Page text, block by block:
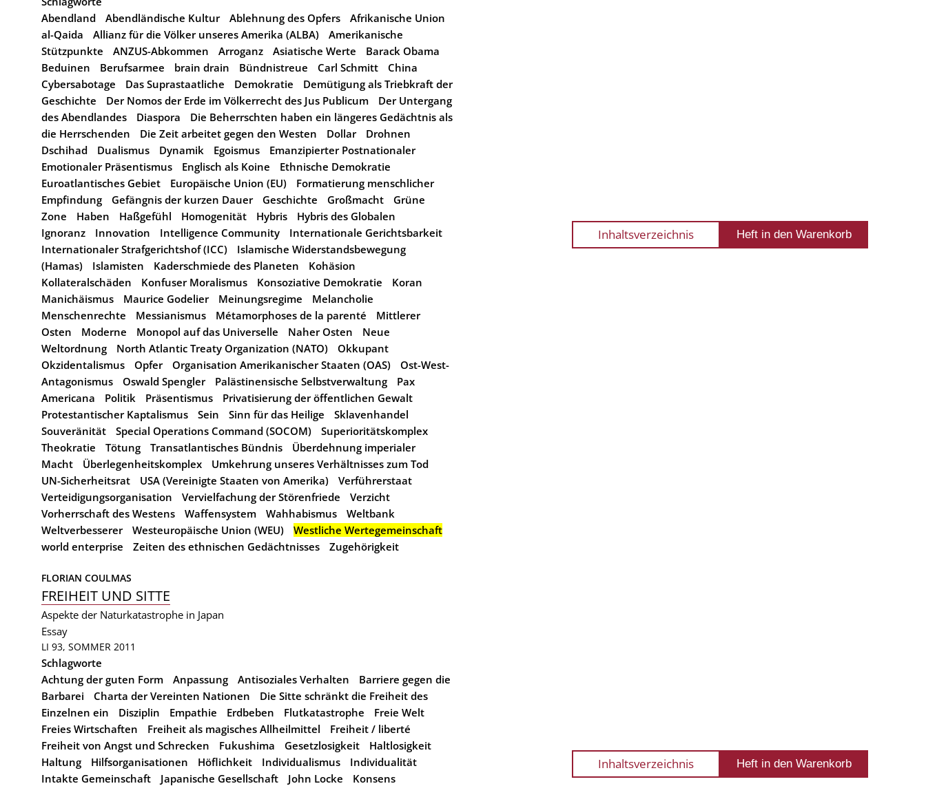
Abendland
Abendländische Kultur Ablehnung des Opfers
Afrikanische Union
al-Qaida
Allianz für die Völker unseres Amerika (ALBA)
Amerikanische
Stützpunkte
ANZUS-Abkommen Arroganz Asiatische Werte
Barack Obama
Beduinen
Berufsarmee brain drain Bündnistreue Carl Schmitt
China
Cybersabotage
Das Suprastaatliche Demokratie
Demütigung als Triebkraft der
Geschichte
Der Nomos der Erde im Völkerrecht des Jus Publicum
Der Untergang
des Abendlandes
Diaspora
Die Beherrschten haben ein längeres Gedächtnis als
die Herrschenden
Die Zeit arbeitet gegen den Westen Dollar
Drohnen
Dschihad
Dualismus Dynamik Egoismus
Emanzipierter Postnationaler
Emotionaler Präsentismus
Englisch als Koine
Ethnische Demokratie
Euroatlantisches Gebiet
Europäische Union (EU)
Formatierung menschlicher
Empfindung
Gefängnis der kurzen Dauer Geschichte Großmacht
Grüne
Zone
Haben Haßgefühl Homogenität Hybris
Hybris des Globalen
Ignoranz
Innovation Intelligence Community
Internationale Gerichtsbarkeit
Internationaler Strafgerichtshof (ICC)
Islamische Widerstandsbewegung
(Hamas)
Islamisten Kaderschmiede des Planeten
Kohäsion
Kollateralschäden
Konfuser Moralismus Konsoziative Demokratie
Koran
Manichäismus
Maurice Godelier Meinungsregime
Melancholie
Menschenrechte
Messianismus Métamorphoses de la parenté
Mittlerer
Osten
Moderne Monopol auf das Universelle Naher Osten
Neue
Weltordnung
North Atlantic Treaty Organization (NATO)
Okkupant
Okzidentalismus
Opfer Organisation Amerikanischer Staaten (OAS)
Ost-West-
Antagonismus
Oswald Spengler Palästinensische Selbstverwaltung
Pax
Americana
Politik Präsentismus
Privatisierung der öffentlichen Gewalt
Protestantischer Kaptalismus
Sein Sinn für das Heilige
Sklavenhandel
Souveränität
Special Operations Command (SOCOM)
Superioritätskomplex
Theokratie
Tötung Transatlantisches Bündnis
Überdehnung imperialer
Macht
Überlegenheitskomplex
Umkehrung unseres Verhältnisses zum Tod
UN-Sicherheitsrat
USA (Vereinigte Staaten von Amerika)
Verführerstaat
Verteidigungsorganisation
Vervielfachung der Störenfriede
Verzicht
Vorherrschaft des Westens
Waffensystem Wahhabismus
Weltbank
Weltverbesserer
Westeuropäische Union (WEU)
Westliche Wertegemeinschaft
world enterprise
Zeiten des ethnischen Gedächtnisses Zugehörigkeit
Inhaltsverzeichnis
FLORIAN COULMAS
FREIHEIT UND SITTE
Aspekte der Naturkatastrophe in Japan
Essay
LI 93, SOMMER 2011
Schlagworte
Achtung der guten Form
Anpassung Antisoziales Verhalten
Barriere gegen die
Barbarei
Charta der Vereinten Nationen
Die Sitte schränkt die Freiheit des
Einzelnen ein
Disziplin Empathie Erdbeben Flutkatastrophe
Freie Welt
Freies Wirtschaften
Freiheit als magisches Allheilmittel
Freiheit / liberté
Freiheit von Angst und Schrecken
Fukushima Gesetzlosigkeit
Haltlosigkeit
Haltung
Hilfsorganisationen Höflichkeit Individualismus
Individualität
Intakte Gemeinschaft
Japanische Gesellschaft John Locke
Konsens
Inhaltsverzeichnis